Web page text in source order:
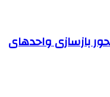
بازسازی واحدهای